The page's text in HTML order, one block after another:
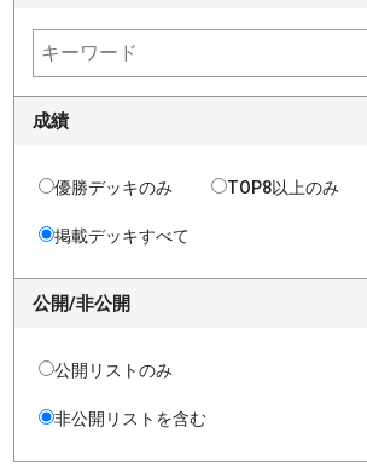
成績
優勝デッキのみ TOP8以上のみ
掲載デッキすべて
公開/非公開
公開リストのみ
非公開リストを含む